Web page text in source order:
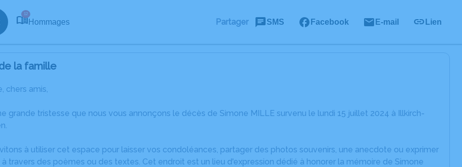
12
Hommages Partager SMS Facebook E-mail Lien
la famille
chers amis,
grande tristesse que nous vous annonçons le décès de Simone MILLE survenu le lundi 15 juillet 2024 à Illkirch-
à utiliser cet espace pour laisser vos condoléances, partager des photos souvenirs, une anecdote ou exprimer
travers des poèmes ou des textes. Cet endroit est un lieu d'expression dédié à honorer la mémoire de Simone